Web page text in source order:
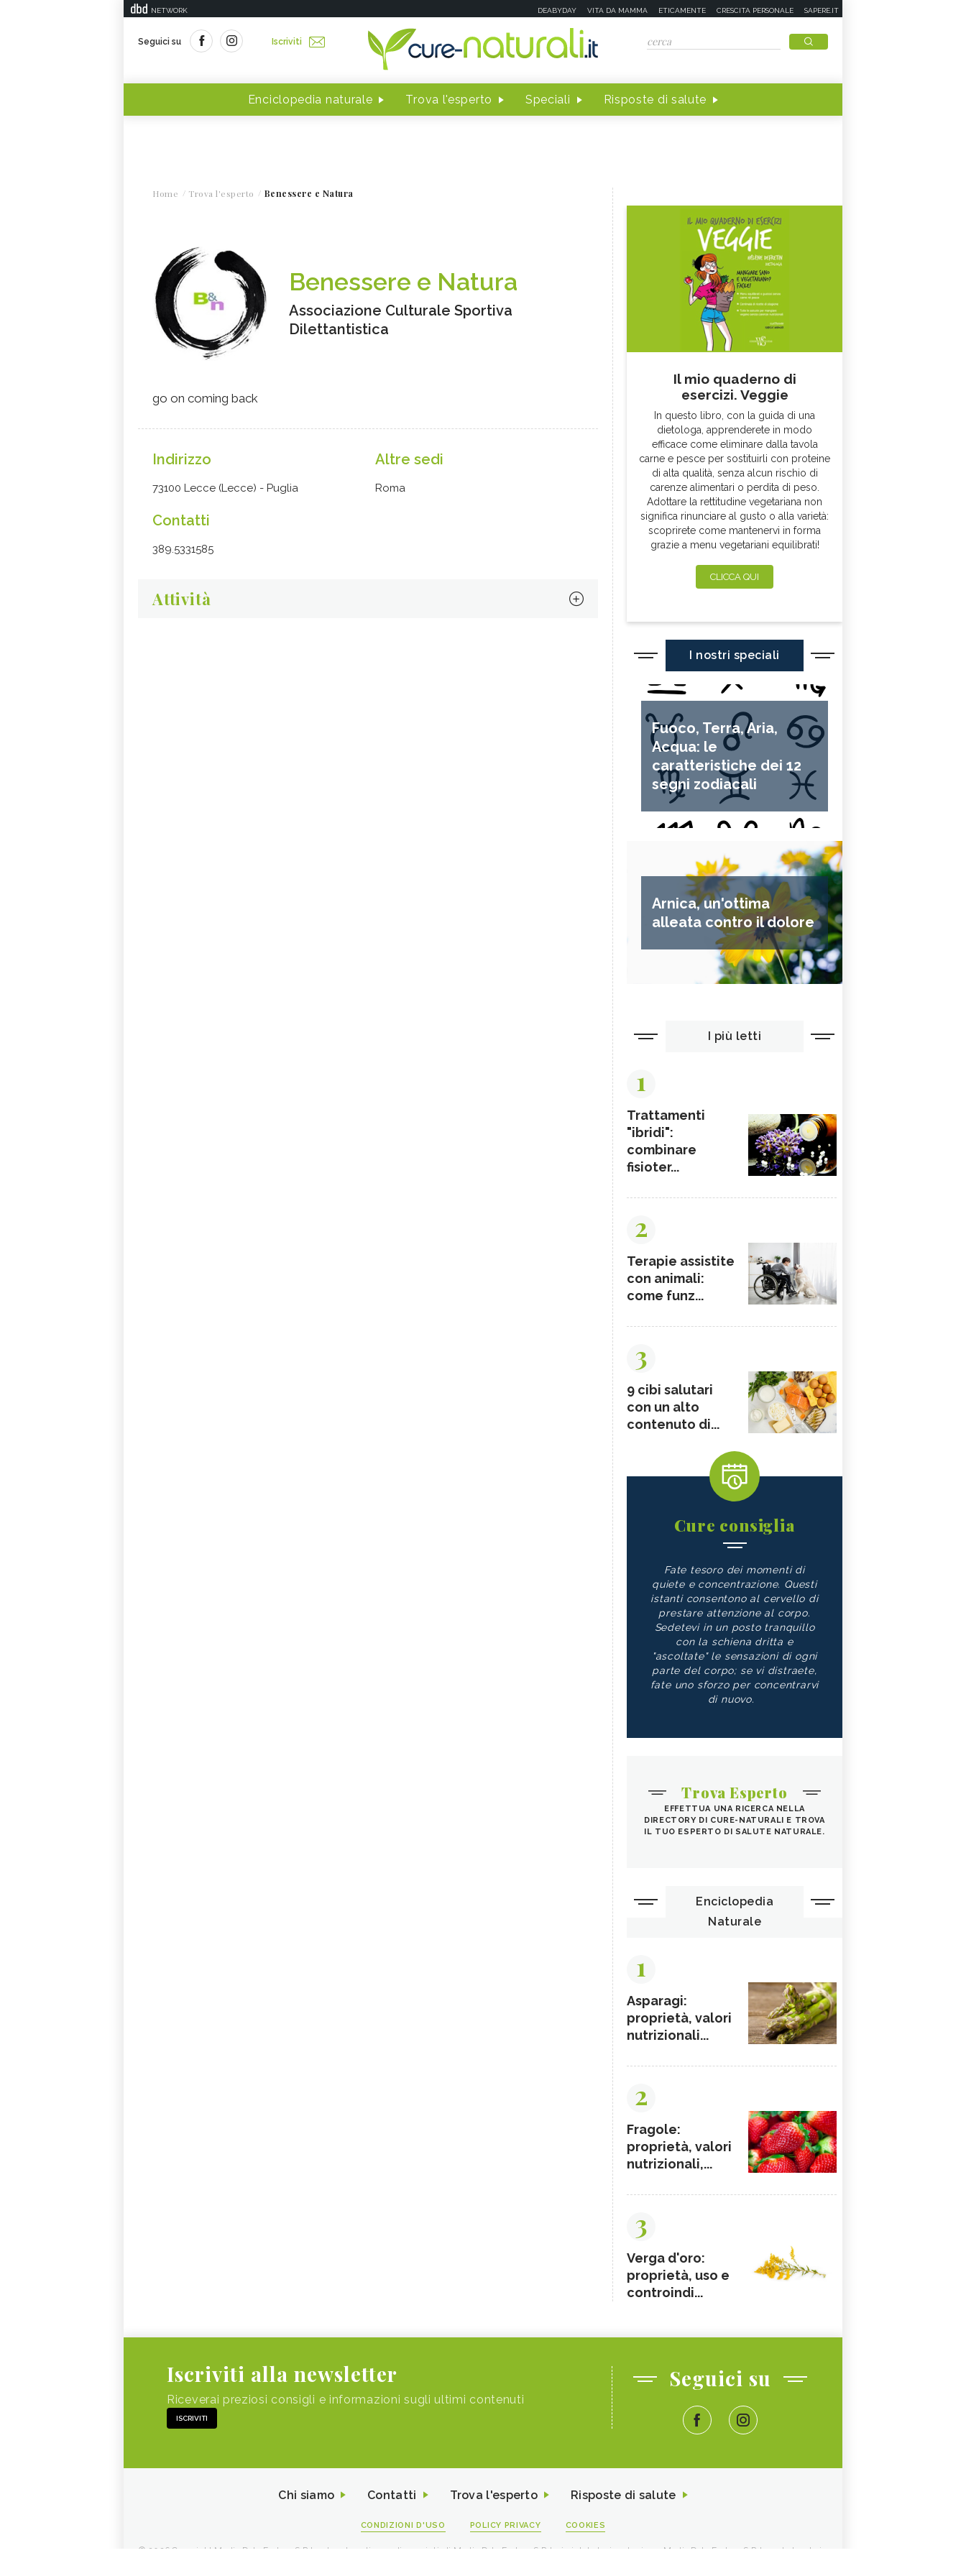
NETWORK DEABYDAY VITA DA MAMMA ETICAMENTE CRESCITA PERSONALE SAPERE.IT
Seguici su Iscriviti
Enciclopedia naturale Trova l'esperto Speciali Risposte di salute
Home Trova l'esperto Benessere e Natura
Benessere e Natura
Associazione Culturale Sportiva
Dilettantistica
go on coming back
Indirizzo
73100 Lecce (Lecce) - Puglia
Altre sedi
Roma
Contatti
389.5331585
Attività
Il mio quaderno di
esercizi. Veggie
In questo libro, con la guida di una
dietologa, apprenderete in modo
efficace come eliminare dalla tavola
carne e pesce per sostituirli con proteine
di alta qualità, senza alcun rischio di
carenze alimentari o perdita di peso.
Adottare la rettitudine vegetariana non
significa rinunciare al gusto o alla varietà:
scoprirete come mantenervi in forma
grazie a menu vegetariani equilibrati!
CLICCA QUI
I nostri speciali
Fuoco, Terra, Aria,
Acqua: le
caratteristiche dei 12
segni zodiacali
Arnica, un'ottima
alleata contro il dolore
I più letti
1
Trattamenti
"ibridi":
combinare
fisioter...
2
Terapie assistite
con animali:
come funz...
3
9 cibi salutari
con un alto
contenuto di...
Cure consiglia
Fate tesoro dei momenti di
quiete e concentrazione. Questi
istanti consentono al cervello di
prestare attenzione al corpo.
Sedetevi in un posto tranquillo
con la schiena dritta e
"ascoltate" le sensazioni di ogni
parte del corpo; se vi distraete,
fate uno sforzo per concentrarvi
di nuovo.
Trova Esperto
EFFETTUA UNA RICERCA NELLA
DIRECTORY DI CURE-NATURALI E TROVA
IL TUO ESPERTO DI SALUTE NATURALE.
Enciclopedia
Naturale
1
Asparagi:
proprietà, valori
nutrizionali...
2
Fragole:
proprietà, valori
nutrizionali,...
3
Verga d'oro:
proprietà, uso e
controindi...
Iscriviti alla newsletter
Riceverai preziosi consigli e informazioni sugli ultimi contenuti
ISCRIVITI
Seguici su
Chi siamo Contatti Trova l'esperto Risposte di salute
CONDIZIONI D'USO POLICY PRIVACY COOKIES
© 2026 Copyright Media Data Factory S.R.L. - I contenuti sono di proprietà di Media Data Factory S.R.L, è vietata la riproduzione. Media Data Factory S.R.L. sede legale in